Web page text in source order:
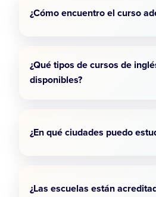
¿Cómo encuentro el curso
¿Qué tipos de cursos de
disponibles?
¿En qué ciudades puedo
¿Las escuelas están